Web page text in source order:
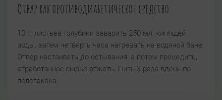
Отвар как противодиабетическое средство
10 г. листьев голубики заварить 250 мл. кипящей
воды, затем четверть часа нагревать на водяной бане.
Отвар настаивать до остывания, а потом процедить,
отработанное сырье отжать. Пить 3 раза вдень по
полстакана.